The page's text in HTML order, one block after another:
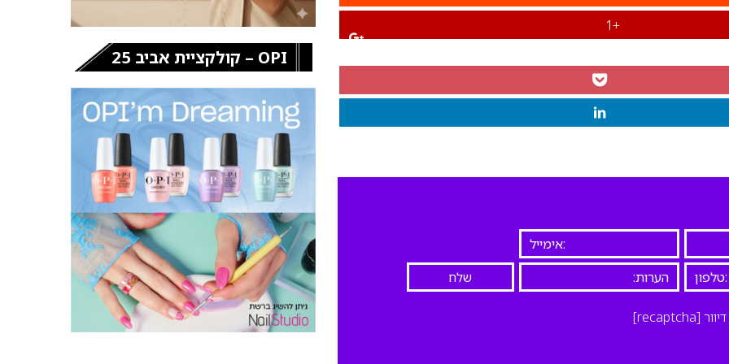
+1
[recaptcha]
OPI – קולקציית אביב 25